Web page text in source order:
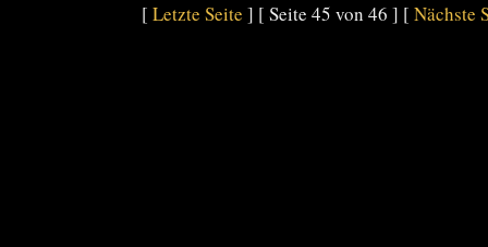
[ Letzte Seite ] [ Seite 45 von 46 ] [ Nächste